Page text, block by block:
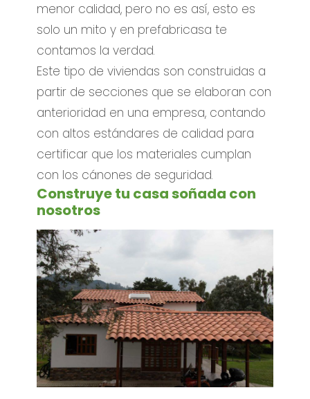
menor calidad, pero no es así, esto es
solo un mito y en prefabricasa te
contamos la verdad.
Este tipo de viviendas son construidas a
partir de secciones que se elaboran con
anterioridad en una empresa, contando
con altos estándares de calidad para
certificar que los materiales cumplan
con los cánones de seguridad.
Construye tu casa soñada con
nosotros